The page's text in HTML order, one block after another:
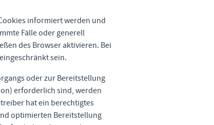
informiert werden und
Fälle oder generell
des Browser aktivieren. Bei
sein.
oder zur Bereitstellung
erforderlich sind, werden
hat ein berechtigtes
optimierten Bereitstellung